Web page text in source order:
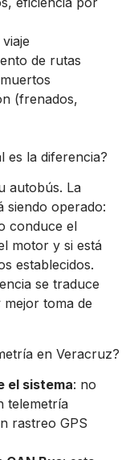
de rutas
(frenados,
es la diferencia?
autobús. La
siendo operado:
conduce el
motor y si está
establecidos.
se traduce
toma de
en Veracruz?
el sistema: no
telemetría
rastreo GPS